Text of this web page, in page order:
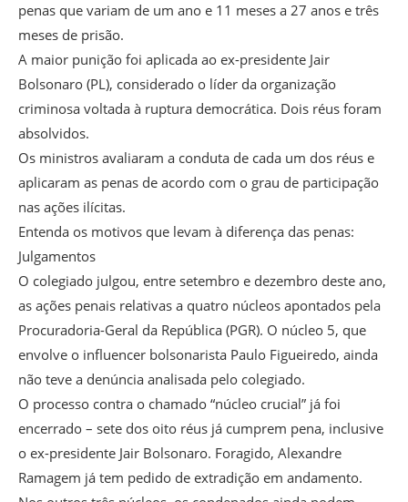
penas que variam de um ano e 11 meses a 27 anos e três
meses de prisão.
A maior punição foi aplicada ao ex-presidente Jair
Bolsonaro (PL), considerado o líder da organização
criminosa voltada à ruptura democrática. Dois réus foram
absolvidos.
Os ministros avaliaram a conduta de cada um dos réus e
aplicaram as penas de acordo com o grau de participação
nas ações ilícitas.
Entenda os motivos que levam à diferença das penas:
Julgamentos
O colegiado julgou, entre setembro e dezembro deste ano,
as ações penais relativas a quatro núcleos apontados pela
Procuradoria-Geral da República (PGR). O núcleo 5, que
envolve o influencer bolsonarista Paulo Figueiredo, ainda
não teve a denúncia analisada pelo colegiado.
O processo contra o chamado “núcleo crucial” já foi
encerrado – sete dos oito réus já cumprem pena, inclusive
o ex-presidente Jair Bolsonaro. Foragido, Alexandre
Ramagem já tem pedido de extradição em andamento.